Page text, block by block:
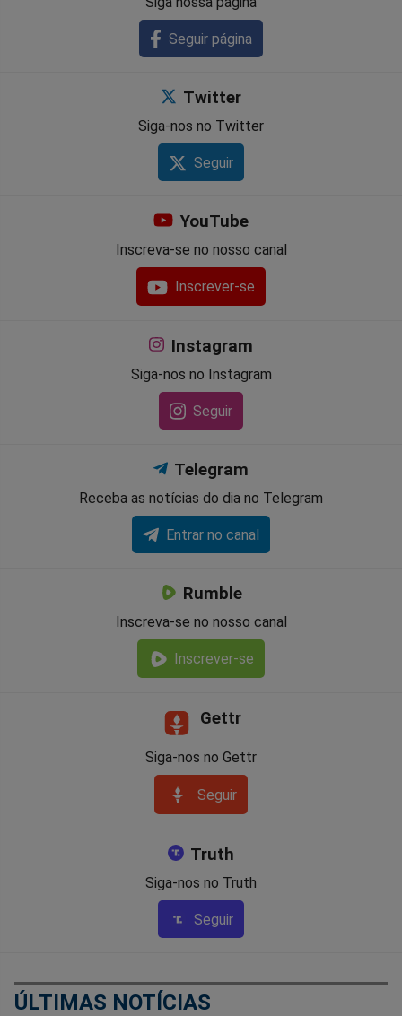
Seguir página
Twitter
Siga-nos no Twitter
Seguir
YouTube
Inscreva-se no nosso canal
Inscrever-se
Instagram
Siga-nos no Instagram
Seguir
Telegram
Receba as notícias do dia no Telegram
Entrar no canal
Rumble
Inscreva-se no nosso canal
Inscrever-se
Gettr
Siga-nos no Gettr
Seguir
Truth
Siga-nos no Truth
Seguir
ÚLTIMAS NOTÍCIAS